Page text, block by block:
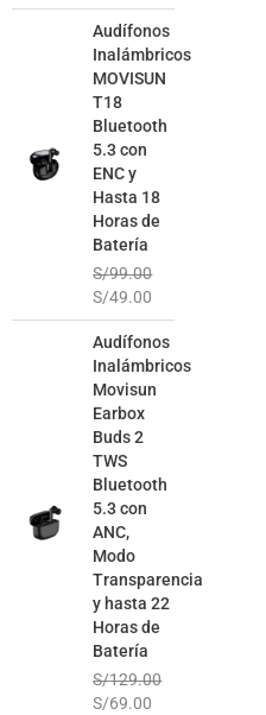
Audífonos
Inalámbricos
MOVISUN
T18
Bluetooth
5.3 con
ENC y
Hasta 18
Horas de
Batería
S/99.00
precio
S/99.00.
S/49.00
precio
S/49.00.
Audífonos
Inalámbricos
Movisun
Earbox
Buds 2
TWS
Bluetooth
5.3 con
ANC,
Modo
Transparencia
y hasta 22
Horas de
Batería
S/129.00
precio
original
era:
S/129.00.
S/69.00
precio